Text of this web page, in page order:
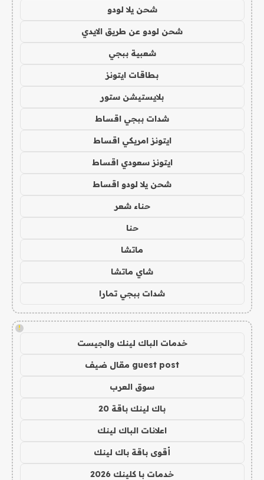
شحن يلا لودو
شحن لودو عن طريق الايدي
شعبية ببجي
بطاقات ايتونز
بلايستيشن ستور
شدات ببجي اقساط
ايتونز امريكي اقساط
ايتونز سعودي اقساط
شحن يلا لودو اقساط
حناء شعر
حنا
ماتشا
شاي ماتشا
شدات ببجي تمارا
!
خدمات الباك لينك والجيست
guest post مقال ضيف
سوق العرب
باك لينك باقة 20
اعلانات الباك لينك
أقوى باقة باك لينك
خدمات با كلينك 2026